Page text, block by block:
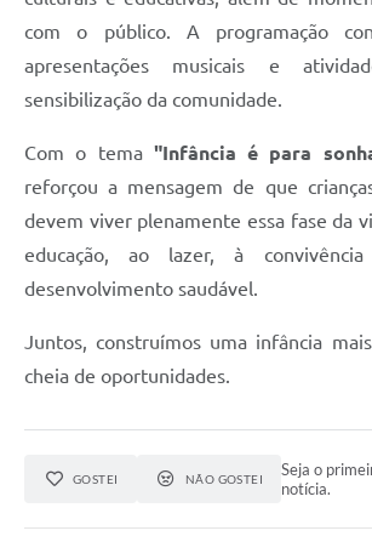
com o público. A programação
apresentações musicais e
sensibilização da comunidade.
Com o tema "Infância é para
reforçou a mensagem de que
devem viver plenamente essa fase da
educação, ao lazer, à
desenvolvimento saudável.
Juntos, construímos uma infância
cheia de oportunidades.
GOSTEI NÃO GOSTEI
Seja o
notícia.